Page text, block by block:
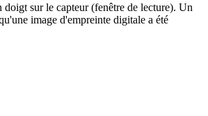
doigt sur le capteur (fenêtre de lecture). Un
image d'empreinte digitale a été